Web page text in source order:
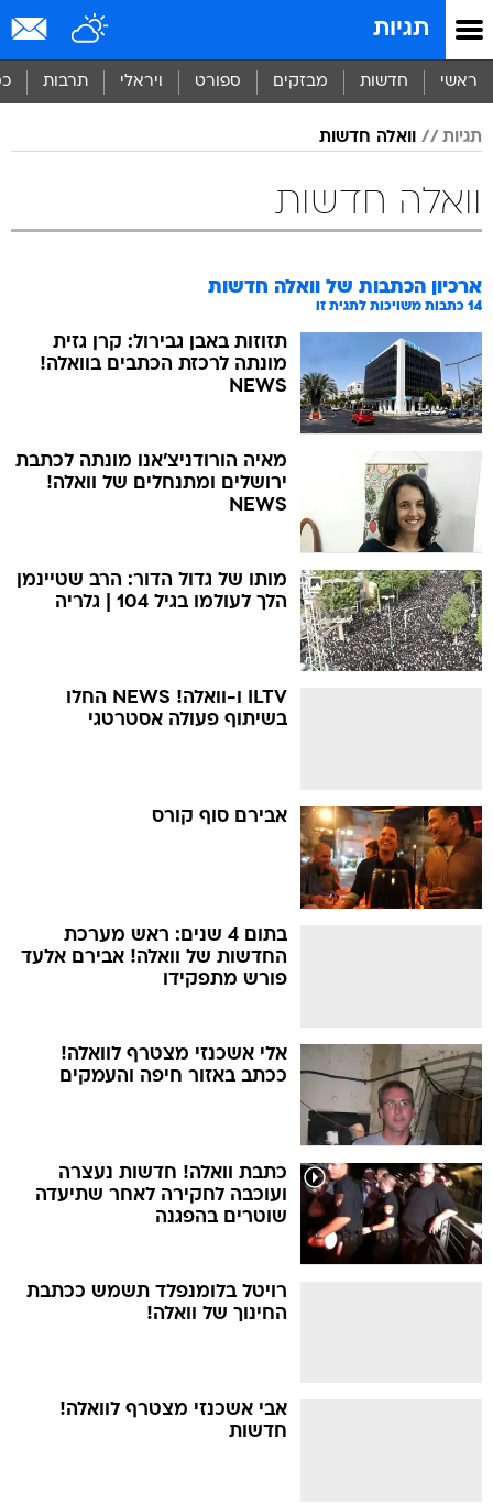
תגיות
ראשי חדשות מבזקים ספורט ויראלי תרבות
תגיות וואלה חדשות
וואלה חדשות
ארכיון הכתבות של וואלה חדשות
14 כתבות משויכות לתגית זו
תזוזות באבן גבירול: קרן גזית
מונתה לרכזת הכתבים בוואלה!
NEWS
מאיה הורודניצ'אנו מונתה לכתבת
ירושלים ומתנחלים של וואלה!
NEWS
מותו של גדול הדור: הרב שטיינמן
הלך לעולמו בגיל 104 | גלריה
ILTV ו-וואלה! NEWS החלו
בשיתוף פעולה אסטרטגי
אבירם סוף קורס
בתום 4 שנים: ראש מערכת
החדשות של וואלה! אבירם אלעד
פורש מתפקידו
אלי אשכנזי מצטרף לוואלה!
ככתב באזור חיפה והעמקים
כתבת וואלה! חדשות נעצרה
ועוכבה לחקירה לאחר שתיעדה
שוטרים בהפגנה
רויטל בלומנפלד תשמש ככתבת
החינוך של וואלה!
אבי אשכנזי מצטרף לוואלה!
חדשות